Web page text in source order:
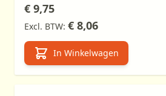
€ 9,75
€ 8,06
In Winkelwagen